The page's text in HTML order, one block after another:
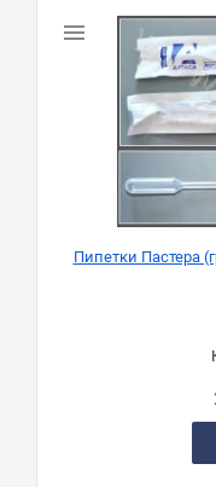
Пипетки Пастера